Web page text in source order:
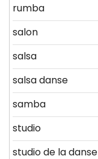
rumba
salon
salsa
salsa danse
samba
studio
studio de la danse